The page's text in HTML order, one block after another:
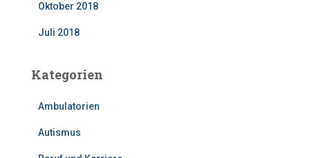
Oktober 2018
Juli 2018
Kategorien
Ambulatorien
Autismus